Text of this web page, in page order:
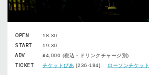
OPEN
18:30
START
19:30
ADV
¥4,000 (税込・ドリンクチャージ別)
TICKET
チケットぴあ [236-184] ローソンチケット